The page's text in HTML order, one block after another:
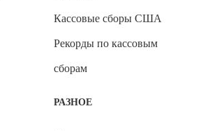
Кассовые сборы США
Рекорды по кассовым
сборам
РАЗНОЕ